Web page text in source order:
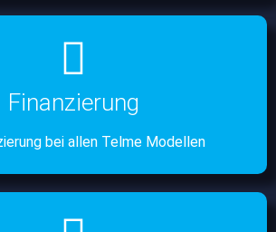
Finanzierung
bei allen Telme Modellen